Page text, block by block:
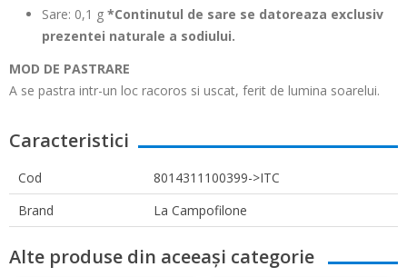
Sare: 0,1 g *Continutul de sare se datoreaza exclusiv
prezentei naturale a sodiului.
MOD DE PASTRARE
A se pastra intr-un loc racoros si uscat, ferit de lumina soarelui.
Caracteristici
Cod
8014311100399->ITC
Brand
La Campofilone
Alte produse din aceeași categorie